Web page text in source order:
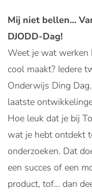
Mij niet bellen…
DJODD-Dag!
Weet je wat werken
cool maakt? Iedere
Onderwijs Ding
laatste
Hoe leuk dat je bij
wat je hebt ontdekt
onderzoeken. Dat
een succes of een
product, tof… dan